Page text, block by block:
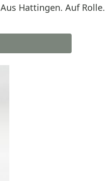
Hattingen. Auf Rolle.